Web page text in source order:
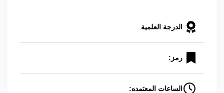
الدرجة العلمية
رمز:
الساعات المعتمده: